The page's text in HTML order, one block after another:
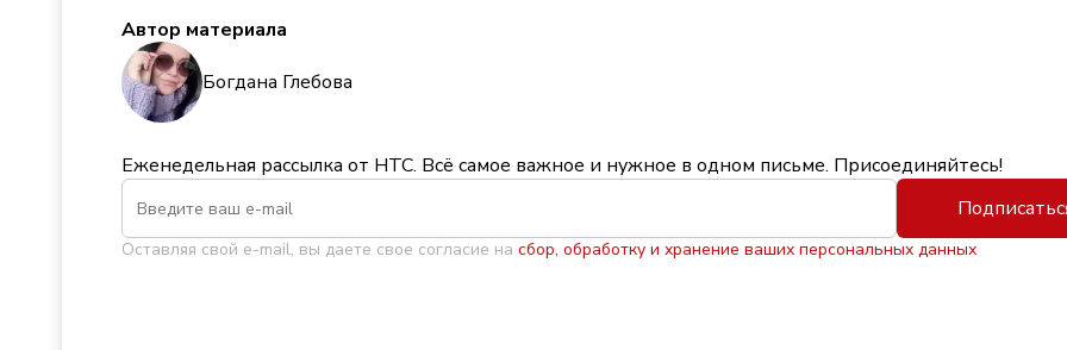
Автор материала
Богдана Глебова
Еженедельная рассылка от НТС. Всё самое важное и нужное в одном письме. Присоединяйтесь!
Оставляя свой e-mail, вы даете свое согласие на сбор, обработку и хранение ваших персональных данных